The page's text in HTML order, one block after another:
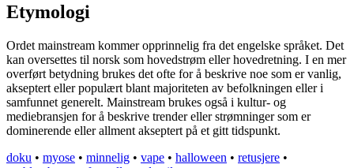
Etymologi
Ordet mainstream kommer opprinnelig fra det engelske språket. Det
kan oversettes til norsk som hovedstrøm eller hovedretning. I en mer
overført betydning brukes det ofte for å beskrive noe som er vanlig,
akseptert eller populært blant majoriteten av befolkningen eller i
samfunnet generelt. Mainstream brukes også i kultur- og
mediebransjen for å beskrive trender eller strømninger som er
dominerende eller allment akseptert på et gitt tidspunkt.
doku • myose • minnelig • vape • halloween • retusjere •